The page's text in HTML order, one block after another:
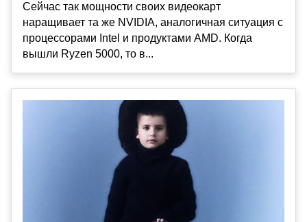
Сейчас так мощности своих видеокарт
наращивает та же NVIDIA, аналогичная ситуация с
процессорами Intel и продуктами AMD. Когда
вышли Ryzen 5000, то в...